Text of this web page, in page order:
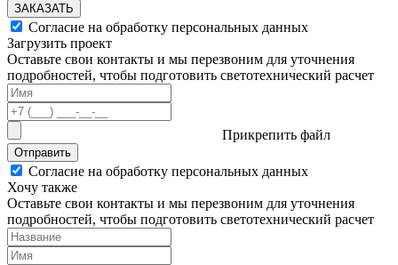
ЗАКАЗАТЬ
Согласие на обработку персональных данных
Загрузить проект
Оставьте свои контакты и мы перезвоним для уточнения
подробностей, чтобы подготовить светотехнический расчет
Прикрепить файл
Отправить
Согласие на обработку персональных данных
Хочу также
Оставьте свои контакты и мы перезвоним для уточнения
подробностей, чтобы подготовить светотехнический расчет